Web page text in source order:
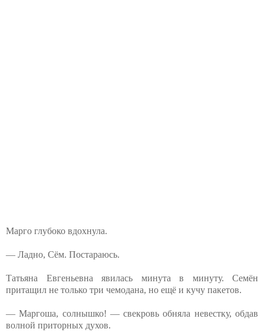
Марго глубоко вдохнула.
— Ладно, Сём. Постараюсь.
Татьяна Евгеньевна явилась минута в минуту. Семён
притащил не только три чемодана, но ещё и кучу пакетов.
— Маргоша, солнышко! — свекровь обняла невестку, обдав
волной приторных духов.